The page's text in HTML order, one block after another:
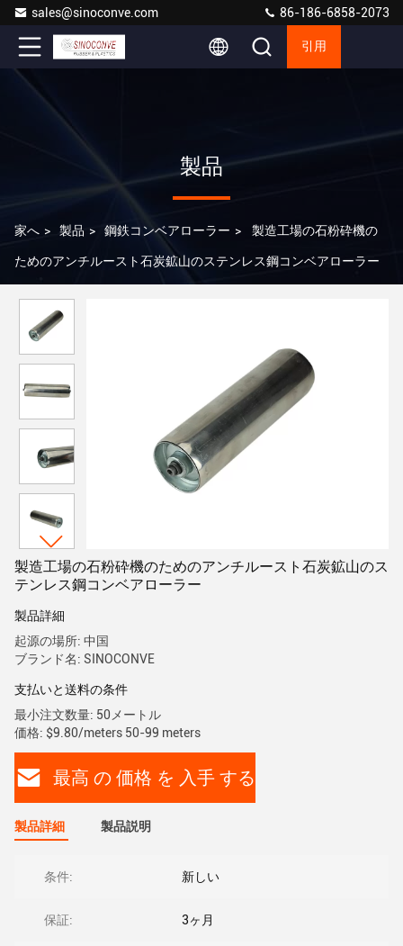
sales@sinoconve.com 86-186-6858-2073
引用
製品
家へ > 製品 > 鋼鉄コンベアローラー > 製造工場の石粉砕機の
ためのアンチルースト石炭鉱山のステンレス鋼コンベアローラー
製造工場の石粉砕機のためのアンチルースト石炭鉱山のス
テンレス鋼コンベアローラー
製品詳細
起源の場所: 中国
ブランド名: SINOCONVE
支払いと送料の条件
最小注文数量: 50メートル
価格: $9.80/meters 50-99 meters
最高 の 価格 を 入手 する
製品詳細 製品説明
条件: 新しい
保証: 3ヶ月